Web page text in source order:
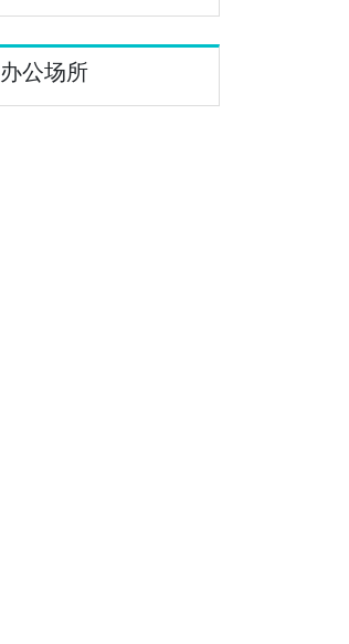
公场所